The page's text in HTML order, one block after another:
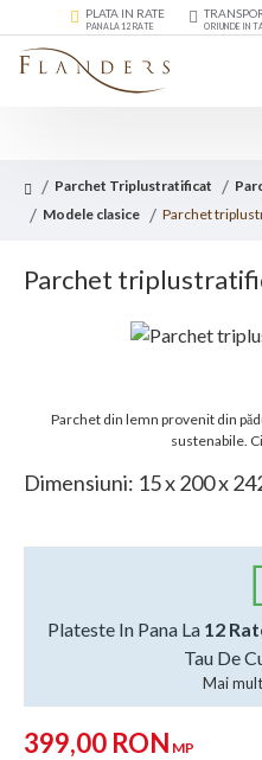
PLATA IN RATE
PANA LA 12 RATE ORIUNDE IN
Parchet Triplustratificat
Modele clasice
Parchet
Parchet
Dimensiuni: 15 x 200 x
Plateste In Pana La 12
Tau De
Mai
Parchet din lemn provenit din
sustenabile.
399,00 RON MP